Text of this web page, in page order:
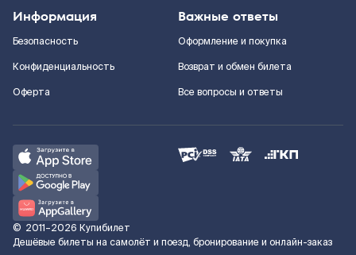
Информация
Безопасность
Конфиденциальность
Оферта
Важные ответы
Оформление и покупка
Возврат и обмен билета
Все вопросы и ответы
© 2011–2026 Купибилет
Дешёвые билеты на самолёт и поезд, бронирование и онлайн-заказ